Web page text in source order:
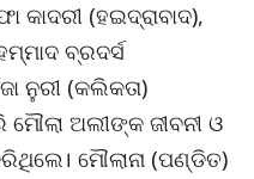
(ହଇଦ୍ରାବାଦ),
ବ୍ରଦର୍ସ
ନୁରୀ (କଲିକତା)
ଅଲୀଙ୍କ ଜୀବନୀ ଓ
ମୌଲାନା (ପଣ୍ଡିତ)